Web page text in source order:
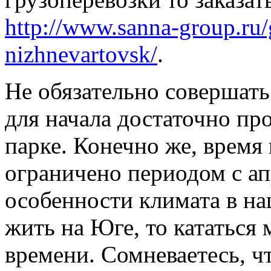
http://www.sanna-
nizhnevartovsk/.
Не обязательно
для начала достаточно
парке. Конечно же, время
ограничено периодом с
особенности климата в
жить на Юге, то
времени. Сомневаетесь,